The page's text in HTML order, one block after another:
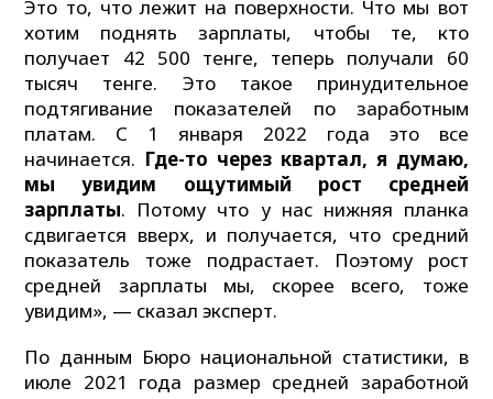
Это то, что лежит на поверхности. Что мы вот
хотим поднять зарплаты, чтобы те, кто
получает 42 500 тенге, теперь получали 60
тысяч тенге. Это такое принудительное
подтягивание показателей по заработным
платам. С 1 января 2022 года это все
начинается. Где-то через квартал, я думаю,
мы увидим ощутимый рост средней
зарплаты. Потому что у нас нижняя планка
сдвигается вверх, и получается, что средний
показатель тоже подрастает. Поэтому рост
средней зарплаты мы, скорее всего, тоже
увидим», — сказал эксперт.
По данным Бюро национальной статистики, в
июле 2021 года размер средней заработной